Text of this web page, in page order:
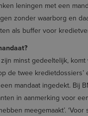
leningen met een
zonder waarborg en
als buffer voor
minst gedeeltelijk, komt
de twee kredietdossiers’
mandaat ingedekt. Bij
in aanmerking voor
meegemaakt’.